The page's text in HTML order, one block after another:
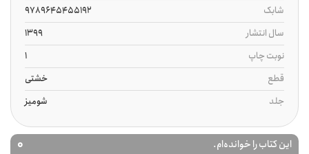
شابک
9789645455192
سال انتشار
1399
نوبت چاپ
1
قطع
خشتی
جلد
شومیز
این کتاب را خوانده‌ام. 0